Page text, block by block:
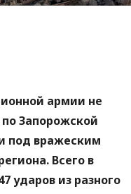
армии не
Запорожской
под вражеским
Всего в
ударов из разного